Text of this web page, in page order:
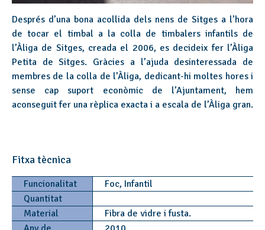
Després d’una bona acollida dels nens de Sitges a l’hora
de tocar el timbal a la colla de timbalers infantils de
l’Àliga de Sitges, creada el 2006, es decideix fer l’Àliga
Petita de Sitges. Gràcies a l’ajuda desinteressada de
membres de la colla de l’Àliga, dedicant-hi moltes hores i
sense cap suport econòmic de l’Ajuntament, hem
aconseguit fer una rèplica exacta i a escala de l’Àliga gran.
Fitxa tècnica
Funcionalitat
Foc, Infantil
Quantitat
Material
Fibra de vidre i fusta.